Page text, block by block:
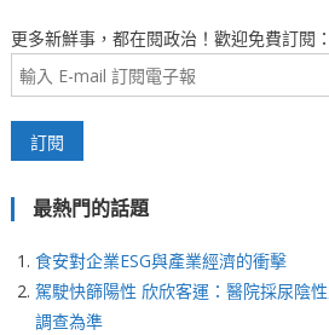
更多新鮮事，都在閱政治！歡迎免費訂閱：
最熱門的話題
食安對企業ESG與產業經濟的衝擊
駕駛快篩陽性 欣欣客運：醫院採尿陰
調查為準